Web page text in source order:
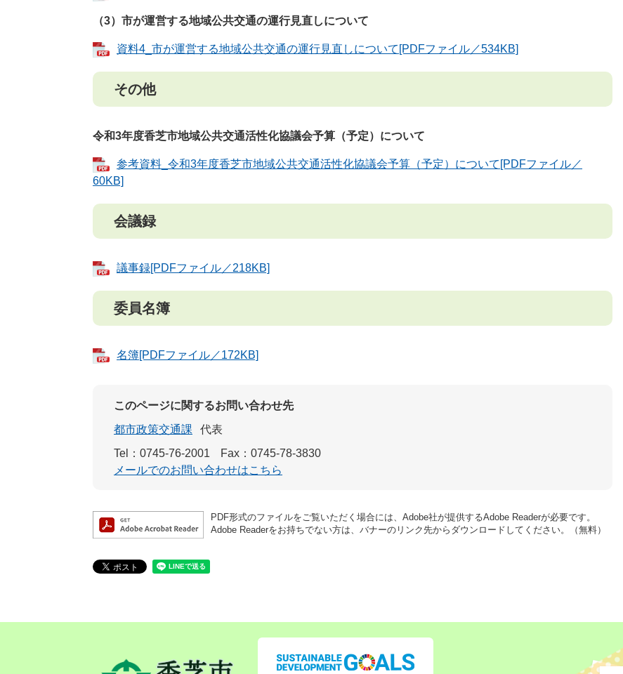
（3）市が運営する地域公共交通の運行見直しについて
資料4_市が運営する地域公共交通の運行見直しについて[PDFファイル／534KB]
その他
令和3年度香芝市地域公共交通活性化協議会予算（予定）について
参考資料_令和3年度香芝市地域公共交通活性化協議会予算（予定）について[PDFファイル／
60KB]
会議録
議事録[PDFファイル／218KB]
委員名簿
名簿[PDFファイル／172KB]
このページに関するお問い合わせ先
都市政策交通課
代表
Tel：0745-76-2001
Fax：0745-78-3830
メールでのお問い合わせはこちら
PDF形式のファイルをご覧いただく場合には、Adobe社が提供するAdobe Readerが必要です。
Adobe Readerをお持ちでない方は、バナーのリンク先からダウンロードしてください。（無料）